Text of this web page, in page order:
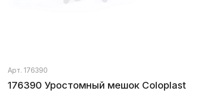
Арт. 176390
176390 Уростомный мешок Coloplast